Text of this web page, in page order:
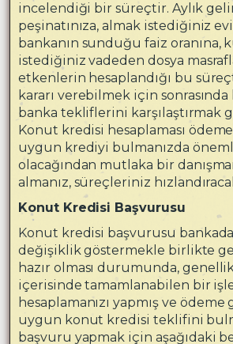
incelendiği bir süreçtir. Aylık
peşinatınıza, almak istediğiniz
bankanın sunduğu faiz oranına,
istediğiniz vadeden dosya
etkenlerin hesaplandığı bu
kararı verebilmek için
banka tekliflerini karşılaştırmak
Konut kredisi hesaplaması
uygun krediyi bulmanızda
olacağından mutlaka bir
almanız, süreçleriniz
Konut Kredisi Başvurusu
Konut kredisi başvurusu
değişiklik göstermekle birlikte
hazır olması durumunda,
içerisinde tamamlanabilen bir
hesaplamanızı yapmış ve
uygun konut kredisi teklifini
başvuru yapmak için aşağıdaki